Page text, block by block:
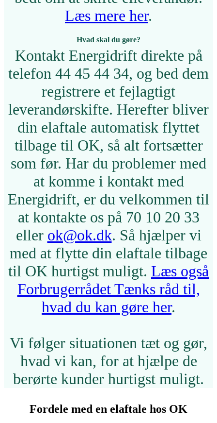
Læs mere her.
Hvad skal du gøre?
Kontakt Energidrift direkte på
telefon 44 45 44 34, og bed dem
registrere et fejlagtigt
leverandørskifte. Herefter bliver
din elaftale automatisk flyttet
tilbage til OK, så alt fortsætter
som før. Har du problemer med
at komme i kontakt med
Energidrift, er du velkommen til
at kontakte os på 70 10 20 33
eller ok@ok.dk. Så hjælper vi
med at flytte din elaftale tilbage
til OK hurtigst muligt. Læs også
Forbrugerrådet Tænks råd til,
hvad du kan gøre her.
Vi følger situationen tæt og gør,
hvad vi kan, for at hjælpe de
berørte kunder hurtigst muligt.
Fordele med en elaftale hos OK